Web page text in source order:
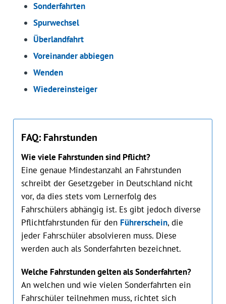
Sonderfahrten
Spurwechsel
Überlandfahrt
Voreinander abbiegen
Wenden
Wiedereinsteiger
FAQ: Fahrstunden
Wie viele Fahrstunden sind Pflicht?
Eine genaue Mindestanzahl an Fahrstunden
schreibt der Gesetzgeber in Deutschland nicht
vor, da dies stets vom Lernerfolg des
Fahrschülers abhängig ist. Es gibt jedoch diverse
Pflichtfahrstunden für den Führerschein, die
jeder Fahrschüler absolvieren muss. Diese
werden auch als Sonderfahrten bezeichnet.
Welche Fahrstunden gelten als Sonderfahrten?
An welchen und wie vielen Sonderfahrten ein
Fahrschüler teilnehmen muss, richtet sich